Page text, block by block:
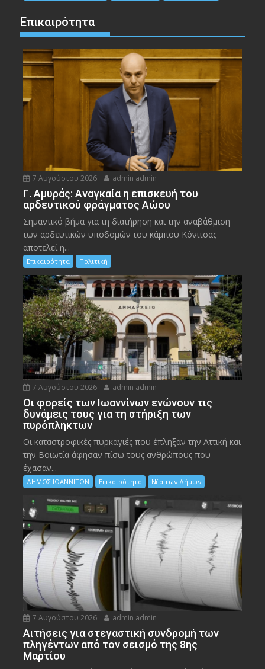
Επικαιρότητα
7 Αυγούστου 2026 admin admin
Γ. Αμυράς: Αναγκαία η επισκευή του
αρδευτικού φράγματος Αώου
Σημαντικό βήμα για τη διατήρηση και την αναβάθμιση
των αρδευτικών υποδομών του κάμπου Κόνιτσας
αποτελεί η...
Επικαιρότητα Πολιτική
7 Αυγούστου 2026 admin admin
Οι φορείς των Ιωαννίνων ενώνουν τις
δυνάμεις τους για τη στήριξη των
πυρόπληκτων
Οι καταστροφικές πυρκαγιές που έπληξαν την Αττική και
την Bοιωτία άφησαν πίσω τους ανθρώπους που
έχασαν...
ΔΗΜΟΣ ΙΩΑΝΝΙΤΩΝ Επικαιρότητα Νέα των Δήμων
7 Αυγούστου 2026 admin admin
Αιτήσεις για στεγαστική συνδρομή των
πληγέντων από τον σεισμό της 8ης
Μαρτίου